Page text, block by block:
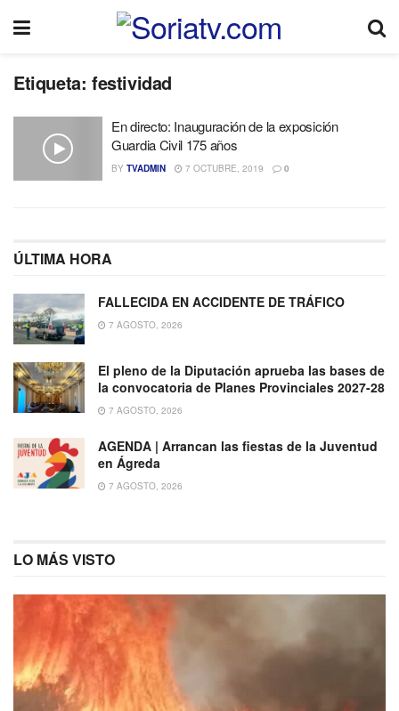
Etiqueta: festividad
En directo: Inauguración de la exposición
Guardia Civil 175 años
BY TVADMIN 7 OCTUBRE, 2019 0
ÚLTIMA HORA
FALLECIDA EN ACCIDENTE DE TRÁFICO
7 AGOSTO, 2026
El pleno de la Diputación aprueba las bases de
la convocatoria de Planes Provinciales 2027-28
7 AGOSTO, 2026
AGENDA | Arrancan las fiestas de la Juventud
en Ágreda
7 AGOSTO, 2026
LO MÁS VISTO